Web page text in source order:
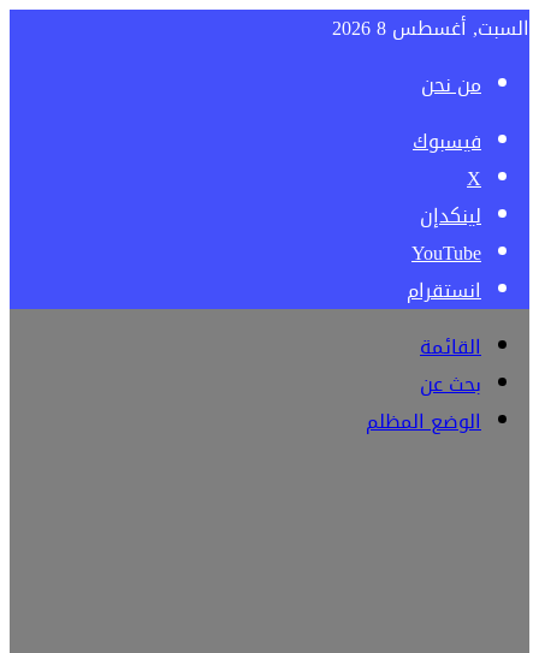
السبت, أغسطس 8 2026
من نحن
فيسبوك
‫X
لينكدإن
‫YouTube
انستقرام
القائمة
بحث عن
الوضع المظلم